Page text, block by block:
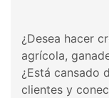
¿Desea hacer
agrícola,
¿Está cansado
clientes y